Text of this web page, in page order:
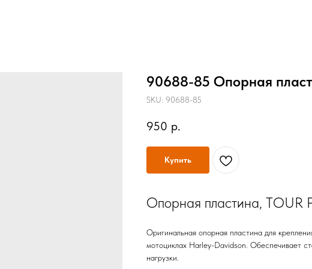
90688-85 Опорная
SKU: 90688-85
950 р.
Купить
Опорная пластина, TOUR
Оригинальная опорная пластина для
мотоциклах Harley-Davidson. Обеспечивает
нагрузки.